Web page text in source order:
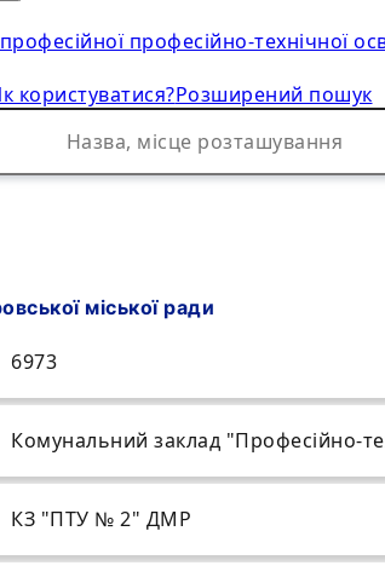
професійно-технічної
користуватися?Розширений пошук
міської ради
6973
Комунальний заклад "Професійно-
КЗ "ПТУ № 2" ДМР